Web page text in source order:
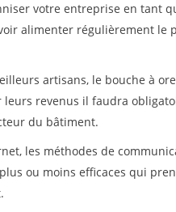
votre entreprise en tant
alimenter régulièrement le
artisans, le bouche à
leurs revenus il faudra
du bâtiment.
les méthodes de
ou moins efficaces qui